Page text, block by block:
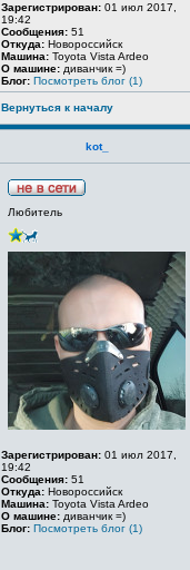
Зарегистрирован: 01 июл 2017,
19:42
Сообщения: 51
Откуда: Новороссийск
Машина: Toyota Vista Ardeo
О машине: диванчик =)
Блог: Посмотреть блог (1)
Вернуться к началу
kot_
Любитель
Зарегистрирован: 01 июл 2017,
19:42
Сообщения: 51
Откуда: Новороссийск
Машина: Toyota Vista Ardeo
О машине: диванчик =)
Блог: Посмотреть блог (1)